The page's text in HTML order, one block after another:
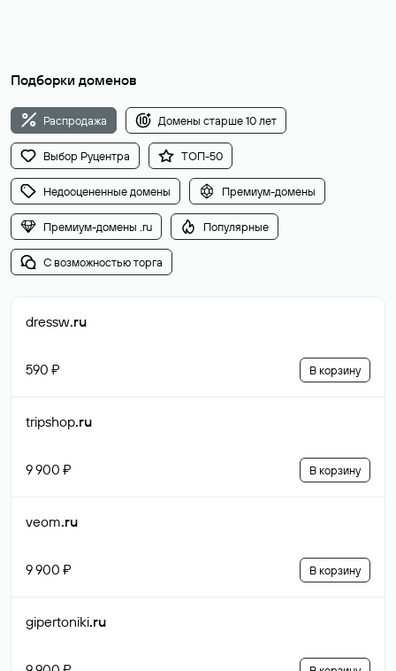
Подборки доменов
Распродажа Домены старше 10 лет
Выбор Руцентра ТОП-50
Недооцененные домены Премиум-домены
Премиум-домены .ru Популярные
С возможностью торга
dressw.ru
590 ₽ В корзину
tripshop.ru
9 900 ₽ В корзину
veom.ru
9 900 ₽ В корзину
gipertoniki.ru